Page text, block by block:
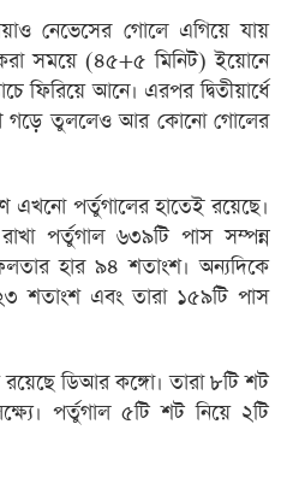
নেভেসের গোলে এগিয়ে যায়
সময়ে (৪৫+৫ মিনিট) ইয়োনে
ফিরিয়ে আনে। এরপর দ্বিতীয়ার্ধে
গড়ে তুললেও আর কোনো গোলের
এখনো পর্তুগালের হাতেই রয়েছে।
পর্তুগাল ৬৩৯টি পাস সম্পন্ন
হার ৯৪ শতাংশ। অন্যদিকে
শতাংশ এবং তারা ১৫৯টি পাস
ডিআর কঙ্গো। তারা ৮টি শট
পর্তুগাল ৫টি শট নিয়ে ২টি